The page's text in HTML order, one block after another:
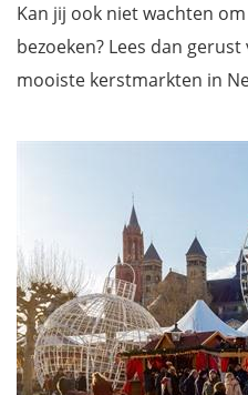
Kan jij ook niet wachten
bezoeken? Lees dan
mooiste kerstmarkten in